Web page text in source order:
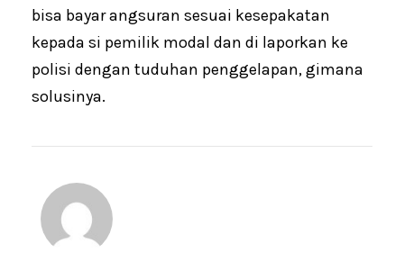
bisa bayar angsuran sesuai kesepakatan
kepada si pemilik modal dan di laporkan ke
polisi dengan tuduhan penggelapan, gimana
solusinya.